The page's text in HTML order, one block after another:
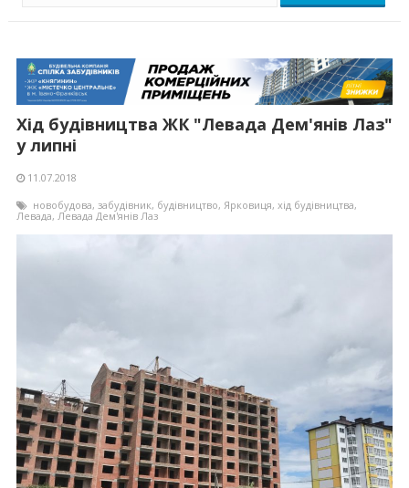
Хід будівництва ЖК "Левада Дем'янів Лаз"
у липні
11.07.2018
новобудова, забудівник, будівництво, Ярковиця, хід будівництва,
Левада, Левада Дем'янів Лаз